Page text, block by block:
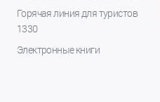
Горячая линия для туристов
1330
Электронные книги